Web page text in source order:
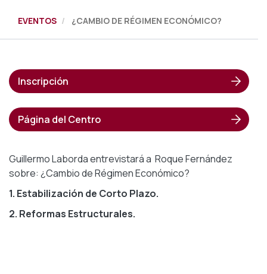
EVENTOS ¿CAMBIO DE RÉGIMEN ECONÓMICO?
Inscripción
Página del Centro
Guillermo Laborda entrevistará a Roque Fernández
sobre: ¿Cambio de Régimen Económico?
1. Estabilización de Corto Plazo.
2. Reformas Estructurales.